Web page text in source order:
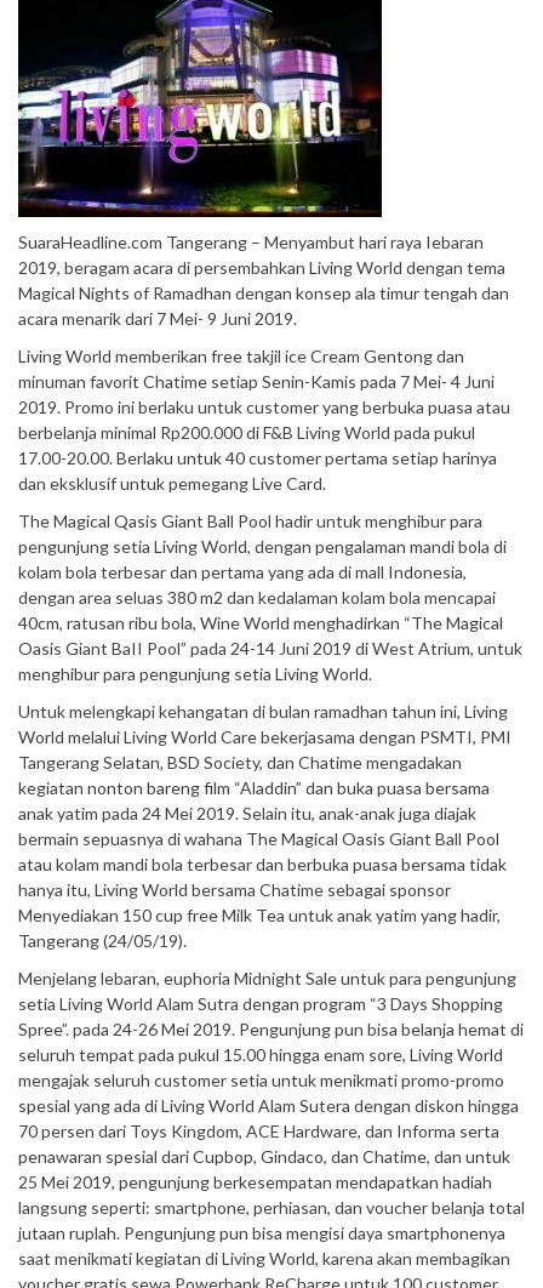
SuaraHeadline.com Tangerang – Menyambut hari raya Iebaran
2019, beragam acara di persembahkan Living World dengan tema
Magical Nights of Ramadhan dengan konsep ala timur tengah dan
acara menarik dari 7 Mei- 9 Juni 2019.
Living World memberikan free takjil ice Cream Gentong dan
minuman favorit Chatime setiap Senin-Kamis pada 7 Mei- 4 Juni
2019. Promo ini berlaku untuk customer yang berbuka puasa atau
berbelanja minimal Rp200.000 di F&B Living World pada pukul
17.00-20.00. Berlaku untuk 40 customer pertama setiap harinya
dan eksklusif untuk pemegang Live Card.
The Magical Qasis Giant Ball Pool hadir untuk menghibur para
pengunjung setia Living World, dengan pengalaman mandi bola di
kolam bola terbesar dan pertama yang ada di mall Indonesia,
dengan area seluas 380 m2 dan kedalaman kolam bola mencapai
40cm, ratusan ribu bola, Wine World menghadirkan “The Magical
Oasis Giant BaII Pool” pada 24-14 Juni 2019 di West Atrium, untuk
menghibur para pengunjung setia Living World.
Untuk melengkapi kehangatan di bulan ramadhan tahun ini, Living
World melalui Living World Care bekerjasama dengan PSMTI, PMI
Tangerang Selatan, BSD Society, dan Chatime mengadakan
kegiatan nonton bareng film “Aladdin” dan buka puasa bersama
anak yatim pada 24 Mei 2019. Selain itu, anak-anak juga diajak
bermain sepuasnya di wahana The Magical Oasis Giant Ball Pool
atau kolam mandi bola terbesar dan berbuka puasa bersama tidak
hanya itu, Living World bersama Chatime sebagai sponsor
Menyediakan 150 cup free Milk Tea untuk anak yatim yang hadir,
Tangerang (24/05/19).
Menjelang lebaran, euphoria Midnight Sale untuk para pengunjung
setia Living World Alam Sutra dengan program “3 Days Shopping
Spree”. pada 24-26 Mei 2019. Pengunjung pun bisa belanja hemat di
seluruh tempat pada pukul 15.00 hingga enam sore, Living World
mengajak seluruh customer setia untuk menikmati promo-promo
spesial yang ada di Living World Alam Sutera dengan diskon hingga
70 persen dari Toys Kingdom, ACE Hardware, dan Informa serta
penawaran spesial dari Cupbop, Gindaco, dan Chatime, dan untuk
25 Mei 2019, pengunjung berkesempatan mendapatkan hadiah
langsung seperti: smartphone, perhiasan, dan voucher belanja total
jutaan ruplah. Pengunjung pun bisa mengisi daya smartphonenya
saat menikmati kegiatan di Living World, karena akan membagikan
voucher gratis sewa Powerbank ReCharge untuk 100 customer